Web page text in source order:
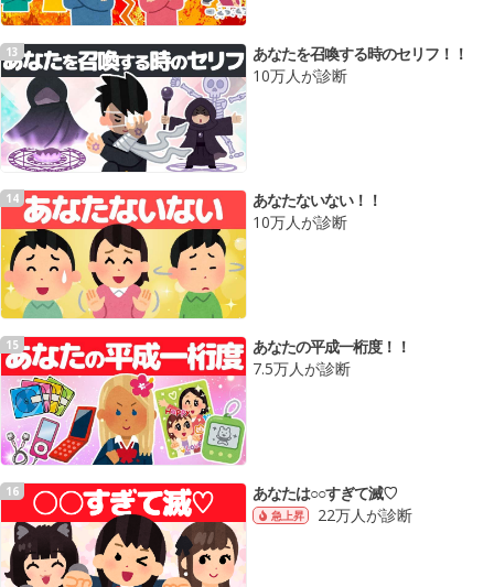
13
あなたを召喚する時のセリフ！！
10万人が診断
14
あなたないない！！
10万人が診断
15
あなたの平成一桁度！！
7.5万人が診断
16 あなたは○○すぎて滅♡
急上昇 22万人が診断